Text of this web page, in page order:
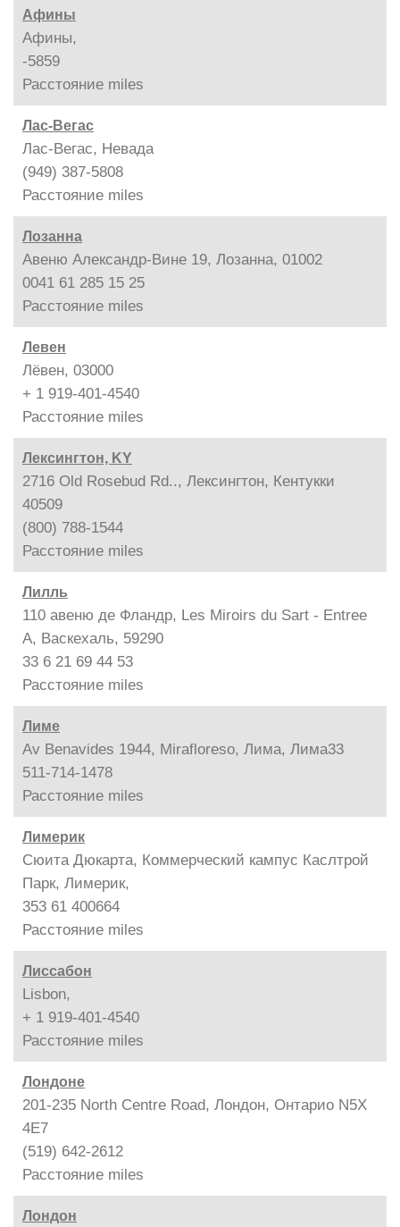
Афины
Афины,
-5859
Расстояние miles
Лас-Вегас
Лас-Вегас, Невада
(949) 387-5808
Расстояние miles
Лозанна
Авеню Александр-Вине 19, Лозанна, 01002
0041 61 285 15 25
Расстояние miles
Левен
Лёвен, 03000
+ 1 919-401-4540
Расстояние miles
Лексингтон, KY
2716 Old Rosebud Rd.., Лексингтон, Кентукки
40509
(800) 788-1544
Расстояние miles
Лилль
110 авеню де Фландр, Les Miroirs du Sart - Entree
A, Васкехаль, 59290
33 6 21 69 44 53
Расстояние miles
Лиме
Av Benavides 1944, Mirafloreso, Лима, Лима33
511-714-1478
Расстояние miles
Лимерик
Сюита Дюкарта, Коммерческий кампус Каслтрой
Парк, Лимерик,
353 61 400664
Расстояние miles
Лиссабон
Lisbon,
+ 1 919-401-4540
Расстояние miles
Лондоне
201-235 North Centre Road, Лондон, Онтарио N5X
4E7
(519) 642-2612
Расстояние miles
Лондон